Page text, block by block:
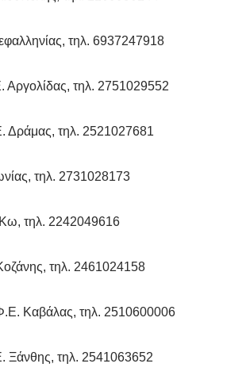
τηλ. 6937247918
τηλ. 2751029552
Δράμας, τηλ. 2521027681
τηλ. 2731028173
τηλ. 2242049616
τηλ. 2461024158
Καβάλας, τηλ. 2510600006
Ξάνθης, τηλ. 2541063652